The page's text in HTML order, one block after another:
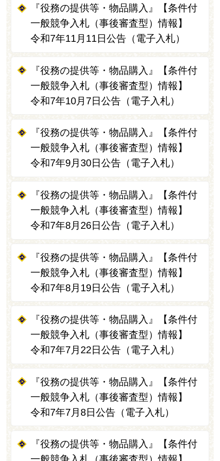
『役務の提供等・物品購入』【条件付
一般競争入札（事後審査型）情報】
令和7年11月11日公告（電子入札）
『役務の提供等・物品購入』【条件付
一般競争入札（事後審査型）情報】
令和7年10月7日公告（電子入札）
『役務の提供等・物品購入』【条件付
一般競争入札（事後審査型）情報】
令和7年9月30日公告（電子入札）
『役務の提供等・物品購入』【条件付
一般競争入札（事後審査型）情報】
令和7年8月26日公告（電子入札）
『役務の提供等・物品購入』【条件付
一般競争入札（事後審査型）情報】
令和7年8月19日公告（電子入札）
『役務の提供等・物品購入』【条件付
一般競争入札（事後審査型）情報】
令和7年7月22日公告（電子入札）
『役務の提供等・物品購入』【条件付
一般競争入札（事後審査型）情報】
令和7年7月8日公告（電子入札）
『役務の提供等・物品購入』【条件付